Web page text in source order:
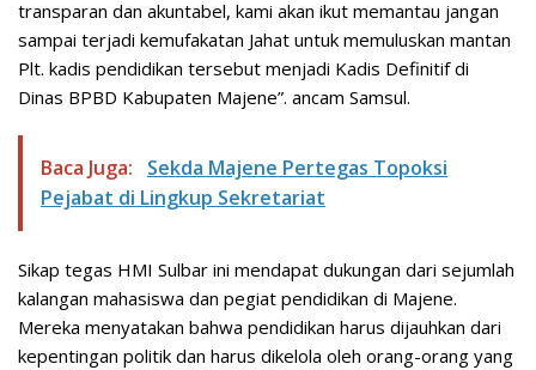
transparan dan akuntabel, kami akan ikut memantau jangan
sampai terjadi kemufakatan Jahat untuk memuluskan mantan
Plt. kadis pendidikan tersebut menjadi Kadis Definitif di
Dinas BPBD Kabupaten Majene”. ancam Samsul.
Baca Juga:
Sekda Majene Pertegas Topoksi
Pejabat di Lingkup Sekretariat
Sikap tegas HMI Sulbar ini mendapat dukungan dari sejumlah
kalangan mahasiswa dan pegiat pendidikan di Majene.
Mereka menyatakan bahwa pendidikan harus dijauhkan dari
kepentingan politik dan harus dikelola oleh orang-orang yang